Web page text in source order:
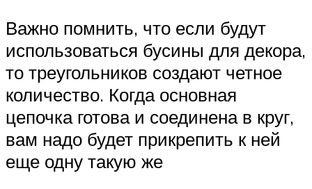
Важно помнить, что если будут
использоваться бусины для декора,
то треугольников создают четное
количество. Когда основная
цепочка готова и соединена в круг,
вам надо будет прикрепить к ней
еще одну такую же